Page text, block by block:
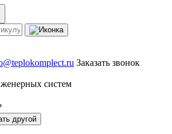
Заказать звонок
систем
другой